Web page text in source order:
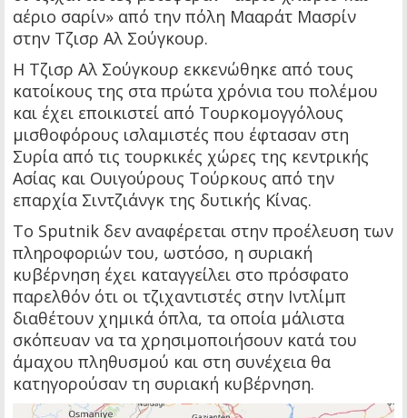
αέριο σαρίν» από την πόλη Μααράτ Μασρίν
στην Τζισρ Αλ Σούγκουρ.
Η Τζισρ Αλ Σούγκουρ εκκενώθηκε από τους
κατοίκους της στα πρώτα χρόνια του πολέμου
και έχει εποικιστεί από Τουρκομογγόλους
μισθοφόρους ισλαμιστές που έφτασαν στη
Συρία από τις τουρκικές χώρες της κεντρικής
Ασίας και Ουιγούρους Τούρκους από την
επαρχία Σιντζιάνγκ της δυτικής Κίνας.
Το Sputnik δεν αναφέρεται στην προέλευση των
πληροφοριών του, ωστόσο, η συριακή
κυβέρνηση έχει καταγγείλει στο πρόσφατο
παρελθόν ότι οι τζιχαντιστές στην Ιντλίμπ
διαθέτουν χημικά όπλα, τα οποία μάλιστα
σκόπευαν να τα χρησιμοποιήσουν κατά του
άμαχου πληθυσμού και στη συνέχεια θα
κατηγορούσαν τη συριακή κυβέρνηση.